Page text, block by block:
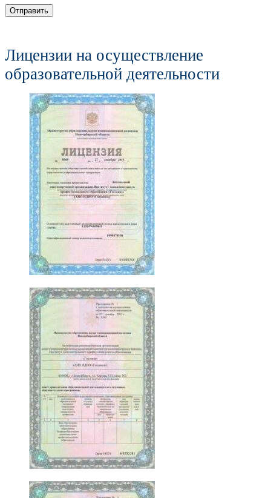
Отправить
Лицензии на осуществление
образовательной деятельности